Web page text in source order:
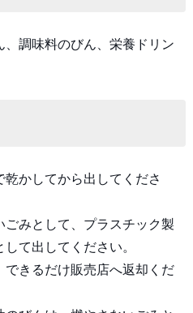
調味料のびん、栄養ドリン
かしてから出してくださ
みとして、プラスチック製
て出してください。
きるだけ販売店へ返却くだ